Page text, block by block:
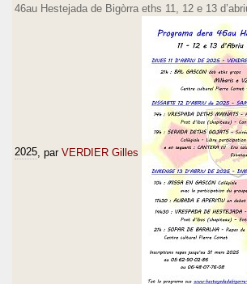
46au Hestejada de Bigòrra eths 11, 12 e 13
2025 , par VERDIER Gilles